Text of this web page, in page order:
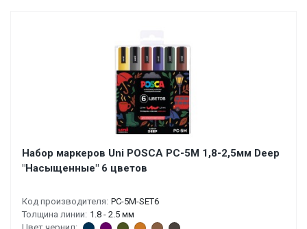
Набор маркеров Uni POSCA PC-5M 1,8-2,5мм Deep
"Насыщенные" 6 цветов
Код производителя: PC-5M-SET6
Толщина линии: 1.8 - 2.5 мм